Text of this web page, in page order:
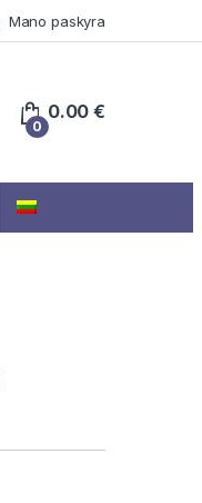
Mano paskyra
0
0.00€